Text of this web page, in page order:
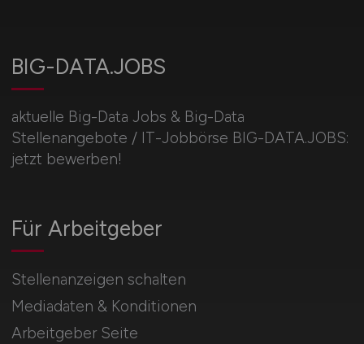
BIG-DATA.JOBS
aktuelle Big-Data Jobs & Big-Data
Stellenangebote / IT-Jobbörse BIG-DATA.JOBS:
jetzt bewerben!
Für Arbeitgeber
Stellenanzeigen schalten
Mediadaten & Konditionen
Arbeitgeber Seite